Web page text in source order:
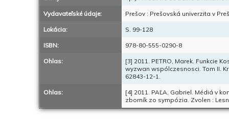
Vydavateľské údaje: Prešov : Prešovská univerzita v
Lokácia: S. 99-128
ISBN: 978-80-555-0290-8
Ohlas:
[3] 2011. PETRO, Marek. Funkcie
wyzwan wspólczesnosci. Tom II.
62843-12-1.
Ohlas:
[4] 2011. PAĽA, Gabriel. Médiá v
zborník zo sympózia. Zvolen :